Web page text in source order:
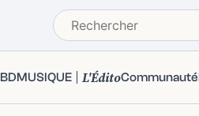
BDMUSIQUE L'ÉditoCommunauté